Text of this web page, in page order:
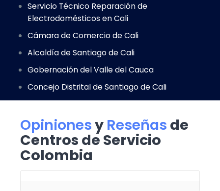
Servicio Técnico Reparación de
Electrodomésticos en Cali
Cámara de Comercio de Cali
Alcaldía de Santiago de Cali
Gobernación del Valle del Cauca
Concejo Distrital de Santiago de Cali
Opinionesy Reseñas de
Centros de Servicio
Colombia